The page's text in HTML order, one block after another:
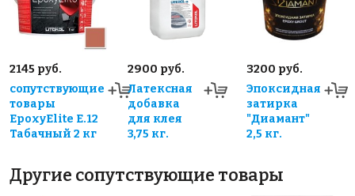
2145 руб.
сопутствующие
товары
EpoxyElite E.12
Табачный 2 кг
2900 руб.
Латексная
добавка
для клея
3,75 кг.
3200 руб.
Эпоксидная
затирка
"Диамант"
2,5 кг.
Другие сопутствующие товары